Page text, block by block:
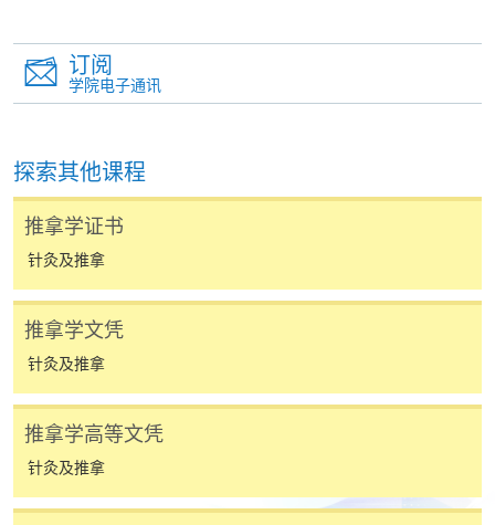
订阅
学院电子通讯
探索其他课程
推拿学证书
针灸及推拿
推拿学文凭
针灸及推拿
推拿学高等文凭
针灸及推拿